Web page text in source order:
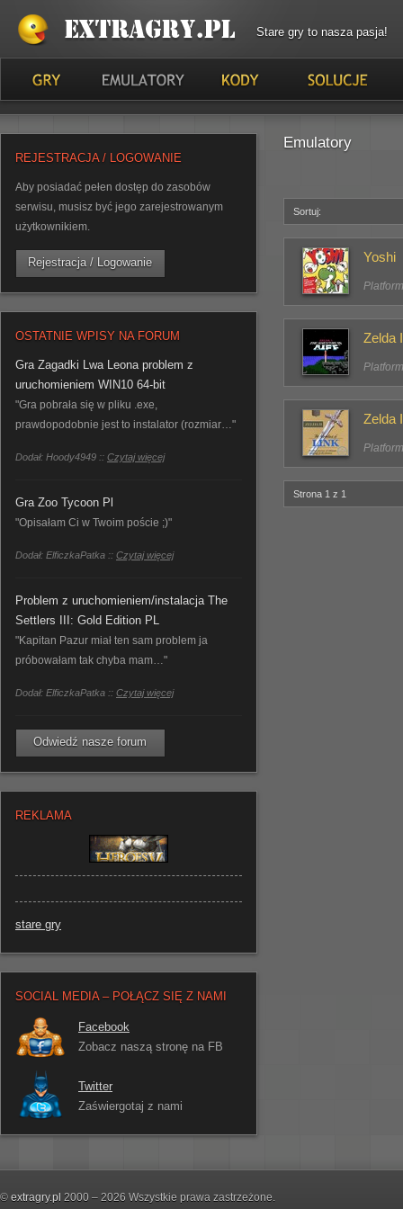
Stare gry to nasza pasja!
REJESTRACJA / LOGOWANIE
Aby posiadać pełen dostęp do zasobów
serwisu, musisz być jego zarejestrowanym
użytkownikiem.
Rejestracja / Logowanie
OSTATNIE WPISY NA FORUM
Gra Zagadki Lwa Leona problem z
uruchomieniem WIN10 64-bit
"Gra pobrała się w pliku .exe,
prawdopodobnie jest to instalator (rozmiar…"
Dodał: Hoody4949 :: Czytaj więcej
Gra Zoo Tycoon Pl
"Opisałam Ci w Twoim poście ;)"
Dodał: ElficzkaPatka :: Czytaj więcej
Problem z uruchomieniem/instalacja The
Settlers III: Gold Edition PL
"Kapitan Pazur miał ten sam problem ja
próbowałam tak chyba mam…"
Dodał: ElficzkaPatka :: Czytaj więcej
Odwiedź nasze forum
REKLAMA
stare gry
SOCIAL MEDIA – POŁĄCZ SIĘ Z NAMI
Facebook
Zobacz naszą stronę na FB
Twitter
Zaświergotaj z nami
Emulatory
Sortuj:
Yoshi
Zelda
Zelda
Strona 1 z 1
© extragry.pl 2000 – 2026 Wszystkie prawa zastrzeżone.